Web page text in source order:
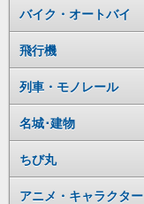
バイク・オートバイ
飛行機
列車・モノレール
名城･建物
ちび丸
アニメ・キャラクター